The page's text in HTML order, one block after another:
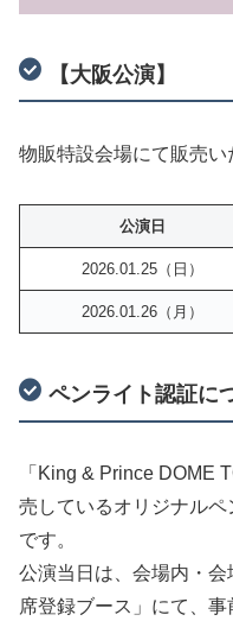
【大阪公演】
物販特設会場にて販売い
公演日
2026.01.25（日）
2026.01.26（月）
ペンライト認証に
「King & Prince DOME
売しているオリジナル
です。
公演当日は、会場内・
席登録ブース」にて、事